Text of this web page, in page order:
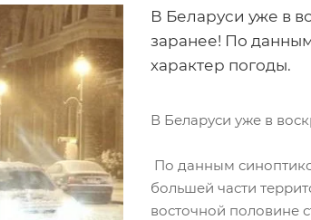
В Беларуси уже в
заранее! По
характер погоды.
В Беларуси уже в
По данным
большей части
восточной половине